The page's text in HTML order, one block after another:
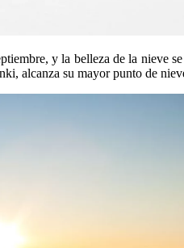
y la belleza de la nieve
alcanza su mayor punto de